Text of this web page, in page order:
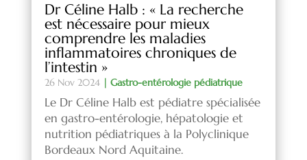
Dr Céline Halb : « La recherche
est nécessaire pour mieux
comprendre les maladies
inflammatoires chroniques de
l’intestin »
26 Nov 2024| Gastro-entérologie pédiatrique
Le Dr Céline Halb est pédiatre spécialisée
en gastro-entérologie, hépatologie et
nutrition pédiatriques à la Polyclinique
Bordeaux Nord Aquitaine.